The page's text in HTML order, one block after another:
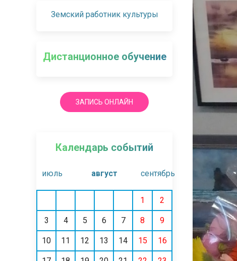
Земский работник культуры
Дистанционное обучение
ЗАПИСЬ ОНЛАЙН
Календарь событий
июль август сентябрь
1 2
3 4 5 6 7 8 9
10 11 12 13 14 15 16